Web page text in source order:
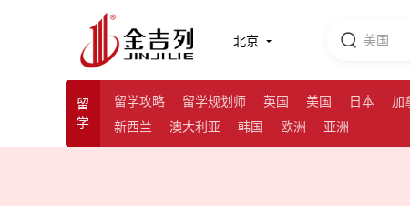
北京
留
学
留学攻略 留学规划师 英国 美国 日本
加
新西兰
澳大利亚 韩国 欧洲 亚洲